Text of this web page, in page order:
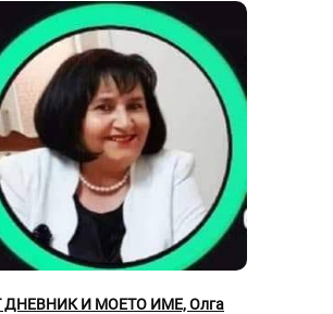
ДНЕВНИК И МОЕТО ИМЕ, Олга